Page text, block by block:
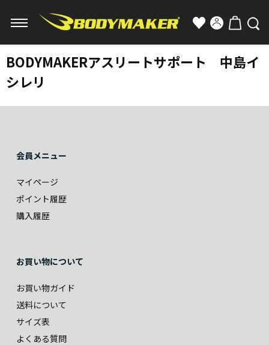
BODYMAKERアスリートサポート 中島イ
シレリ
会員メニュー
マイページ
ポイント履歴
購入履歴
お買い物について
お買い物ガイド
送料について
サイズ表
よくある質問